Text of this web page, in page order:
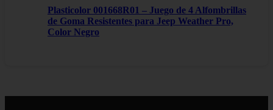
Plasticolor 001668R01 – Juego de 4 Alfombrillas
de Goma Resistentes para Jeep Weather Pro,
Color Negro